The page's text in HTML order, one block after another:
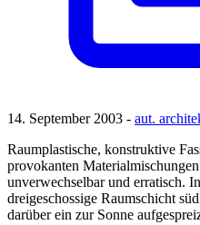
14. September 2003 - aut.
Raumplastische, konstruktive
provokanten
unverwechselbar und erratisch.
dreigeschossige Raumschicht
darüber ein zur Sonne